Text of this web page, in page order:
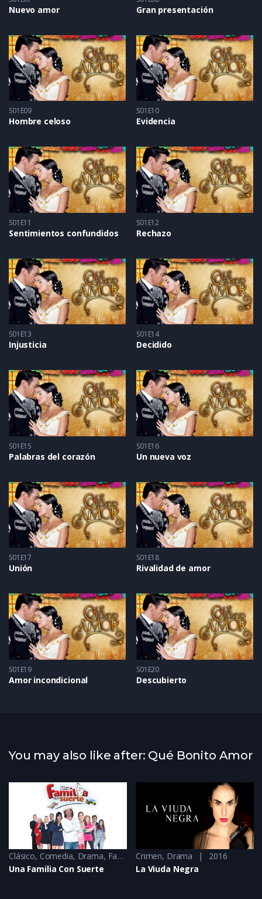
Nuevo amor Gran presentación
S01E09
Hombre celoso
S01E10
Evidencia
S01E11
Sentimientos confundidos
S01E12
Rechazo
S01E13
Injusticia
S01E14
Decidido
S01E15
Palabras del corazón
S01E16
Un nueva voz
S01E17
Unión
S01E18
Rivalidad de amor
S01E19
Amor incondicional
S01E20
Descubierto
You may also like after: Qué Bonito Amor
Clásico, Comedia, Drama, Familia ,Romance
2022
Una Familia Con Suerte
Crimen, Drama
2016
La Viuda Negra